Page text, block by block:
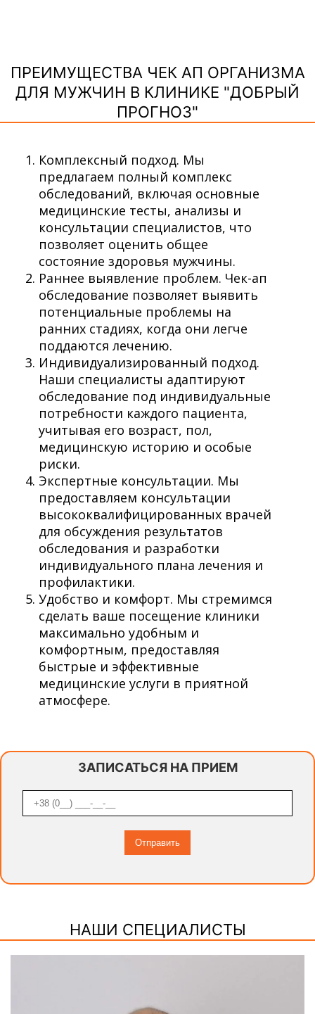
ПРЕИМУЩЕСТВА ЧЕК АП ОРГАНИЗМА
ДЛЯ МУЖЧИН В КЛИНИКЕ "ДОБРЫЙ
ПРОГНОЗ"
Комплексный подход. Мы
предлагаем полный комплекс
обследований, включая основные
медицинские тесты, анализы и
консультации специалистов, что
позволяет оценить общее
состояние здоровья мужчины.
Раннее выявление проблем. Чек-ап
обследование позволяет выявить
потенциальные проблемы на
ранних стадиях, когда они легче
поддаются лечению.
Индивидуализированный подход.
Наши специалисты адаптируют
обследование под индивидуальные
потребности каждого пациента,
учитывая его возраст, пол,
медицинскую историю и особые
риски.
Экспертные консультации. Мы
предоставляем консультации
высококвалифицированных врачей
для обсуждения результатов
обследования и разработки
индивидуального плана лечения и
профилактики.
Удобство и комфорт. Мы стремимся
сделать ваше посещение клиники
максимально удобным и
комфортным, предоставляя
быстрые и эффективные
медицинские услуги в приятной
атмосфере.
ЗАПИСАТЬСЯ НА ПРИЕМ
НАШИ СПЕЦИАЛИСТЫ